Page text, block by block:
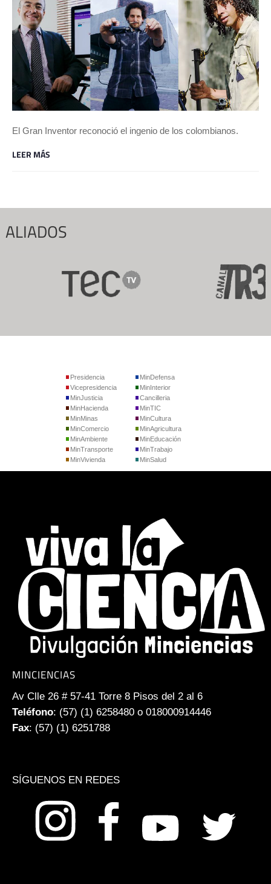
El Gran Inventor reconoció el ingenio de los colombianos.
LEER MÁS
ALIADOS
Presidencia
Vicepresidencia
MinJusticia
MinDefensa
MinInterior
Cancilleria
MinHacienda
MinMinas
MinComercio
MinTIC
MinCultura
MinAgricultura
MinAmbiente
MinTransporte
MinVivienda
MinEducación
MinTrabajo
MinSalud
MINCIENCIAS
Av Clle 26 # 57-41 Torre 8 Pisos del 2 al 6
Teléfono: (57) (1) 6258480 o 018000914446
Fax: (57) (1) 6251788
SÍGUENOS EN REDES